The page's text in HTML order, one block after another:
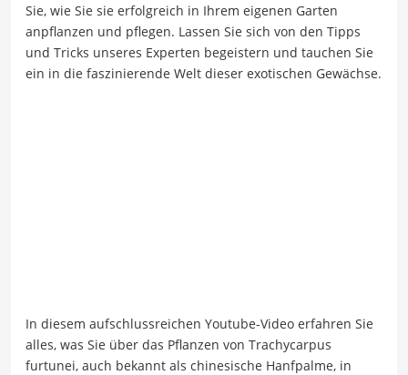
Sie, wie Sie sie erfolgreich in Ihrem eigenen Garten
anpflanzen und pflegen. Lassen Sie sich von den Tipps
und Tricks unseres Experten begeistern und tauchen Sie
ein in die faszinierende Welt dieser exotischen Gewächse.
In diesem aufschlussreichen Youtube-Video erfahren Sie
alles, was Sie über das Pflanzen von Trachycarpus
furtunei, auch bekannt als chinesische Hanfpalme, in